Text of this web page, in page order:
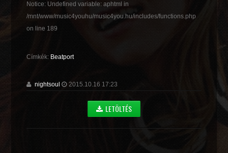
Notice: Undefined variable: aphtml in
/mnt/www/music4youhu/music4you.hu/includes/functions.php
on line 189
Címkék: Beatport
nightsoul 2015.10.16 17:23
LETÖLTÉS